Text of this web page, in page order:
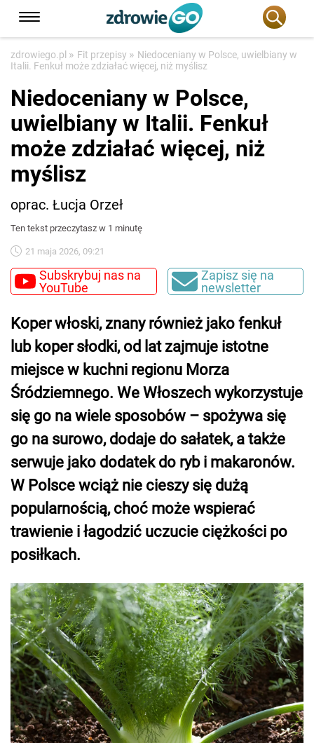
zdrowiego.pl » Fit przepisy » Niedoceniany w Polsce, uwielbiany w
Italii. Fenkuł może zdziałać więcej, niż myślisz
Niedoceniany w Polsce,
uwielbiany w Italii. Fenkuł
może zdziałać więcej, niż
myślisz
oprac. Łucja Orzeł
Ten tekst przeczytasz w 1 minutę
21 maja 2026, 09:21
Subskrybuj nas na
YouTube
Zapisz się na
newsletter
Koper włoski, znany również jako fenkuł
lub koper słodki, od lat zajmuje istotne
miejsce w kuchni regionu Morza
Śródziemnego. We Włoszech wykorzystuje
się go na wiele sposobów – spożywa się
go na surowo, dodaje do sałatek, a także
serwuje jako dodatek do ryb i makaronów.
W Polsce wciąż nie cieszy się dużą
popularnością, choć może wspierać
trawienie i łagodzić uczucie ciężkości po
posiłkach.